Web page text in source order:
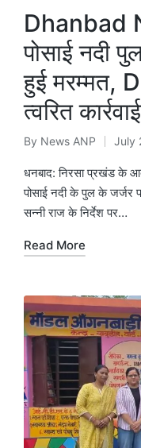
Dhanbad
पोसाई नदी
हुई मरम्मत,
त्वरित कार्रवाई
Posted
by
By News ANP July
धनबाद: निरसा प्रखंड के
पोसाई नदी के पुल के जर्जर
सन्नी राज के निर्देश पर…
Read More